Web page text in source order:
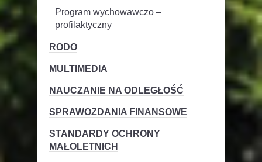
Program wychowawczo –
profilaktyczny
RODO
MULTIMEDIA
NAUCZANIE NA ODLEGŁOŚĆ
SPRAWOZDANIA FINANSOWE
STANDARDY OCHRONY
MAŁOLETNICH